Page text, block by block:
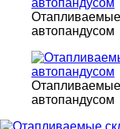
Отапливаемые
автопандусом
Отапливаемые
автопандусом